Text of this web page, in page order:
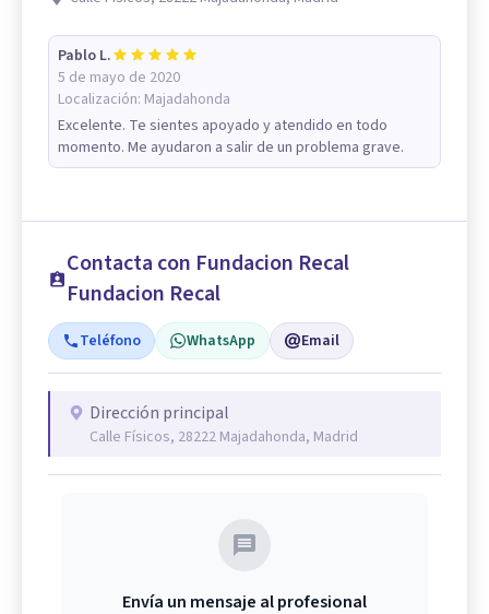
Pablo L.
5 de mayo de 2020
Localización: Majadahonda
Excelente. Te sientes apoyado y atendido en todo
momento. Me ayudaron a salir de un problema grave.
Contacta con Fundacion Recal
Fundacion Recal
Teléfono WhatsApp Email
Dirección principal
Calle Físicos, 28222 Majadahonda, Madrid
Envía un mensaje al profesional